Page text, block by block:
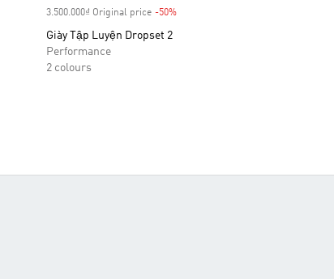
3.500.000₫ Original price -50%Discount
Giày Tập Luyện Dropset 2
Performance
2 colours